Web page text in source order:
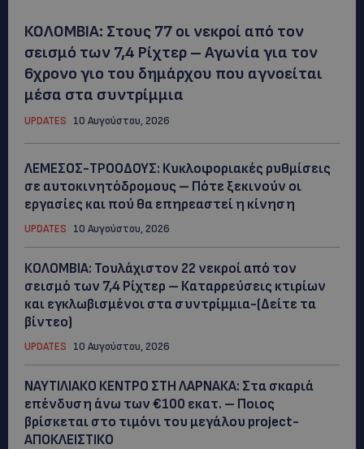
ΚΟΛΟΜΒΙΑ: Στους 77 οι νεκροί από τον
σεισμό των 7,4 Ρίχτερ – Αγωνία για τον
6χρονο γιο του δημάρχου που αγνοείται
μέσα στα συντρίμμια
UPDATES 10 Αυγούστου, 2026
ΛΕΜΕΣΟΣ-ΤΡΟΟΔΟΥΣ: Κυκλοφοριακές ρυθμίσεις
σε αυτοκινητόδρομους – Πότε ξεκινούν οι
εργασίες και πού θα επηρεαστεί η κίνηση
UPDATES 10 Αυγούστου, 2026
ΚΟΛΟΜΒΙΑ: Τουλάχιστον 22 νεκροί από τον
σεισμό των 7,4 Ρίχτερ – Καταρρεύσεις κτιρίων
και εγκλωβισμένοι στα συντρίμμια-(Δείτε τα
βίντεο)
UPDATES 10 Αυγούστου, 2026
ΝΑΥΤΙΛΙΑΚΟ ΚΕΝΤΡΟ ΣΤΗ ΛΑΡΝΑΚΑ: Στα σκαριά
επένδυση άνω των €100 εκατ. – Ποιος
βρίσκεται στο τιμόνι του μεγάλου project-
ΑΠΟΚΛΕΙΣΤΙΚΟ